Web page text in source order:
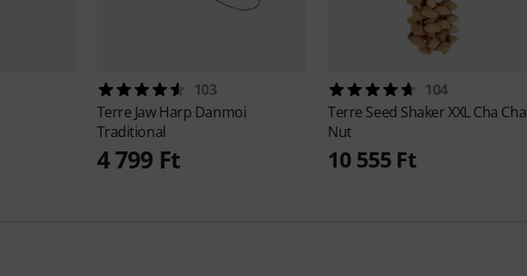
103
Terre Jaw Harp Danmoi
Traditional
4 799 Ft
104
Terre Seed Shaker XXL Cha Cha
Nut
10 555 Ft